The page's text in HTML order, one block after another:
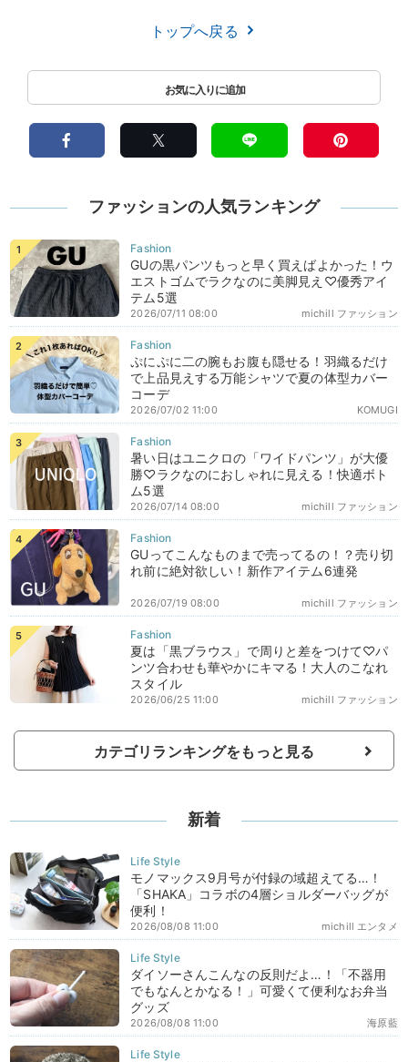
トップへ戻る
ファッションの人気ランキング
GUの黒パンツもっと早く買えばよかった！ウ
エストゴムでラクなのに美脚見え♡優秀アイ
テム5選
michill ファッション
2026/07/11 08:00
ぷにぷに二の腕もお腹も隠せる！羽織るだけ
で上品見えする万能シャツで夏の体型カバー
コーデ
KOMUGI
2026/07/02 11:00
暑い日はユニクロの「ワイドパンツ」が大優
勝♡ラクなのにおしゃれに見える！快適ボト
ム5選
michill ファッション
2026/07/14 08:00
GUってこんなものまで売ってるの！？売り切
れ前に絶対欲しい！新作アイテム6連発
michill ファッション
2026/07/19 08:00
夏は「黒ブラウス」で周りと差をつけて♡パ
ンツ合わせも華やかにキマる！大人のこなれ
スタイル
michill ファッション
2026/06/25 11:00
カテゴリランキングをもっと見る
新着
モノマックス9月号が付録の域超えてる…！
「SHAKA」コラボの4層ショルダーバッグが
便利！
michill エンタメ
2026/08/08 11:00
ダイソーさんこんなの反則だよ…！「不器用
でもなんとかなる！」可愛くて便利なお弁当
グッズ
海原藍
2026/08/08 11:00